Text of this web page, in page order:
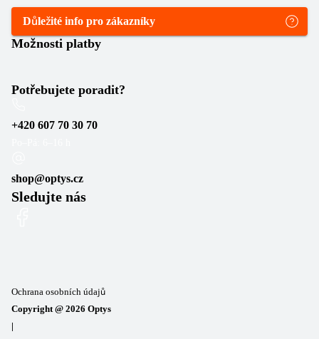
Důležité info pro zákazníky
Možnosti platby
Potřebujete poradit?
+420 607 70 30 70
shop@optys.cz
Sledujte nás
Ochrana osobních údajů
Copyright @ 2026 Optys
|